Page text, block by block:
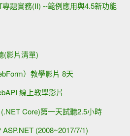
題實務(II) --範例應用與4.5新功能
(影片清單)
）教學影片 8天
線上教學影片
Core)第一天試聽2.5小時
(2008~2017/7/1)